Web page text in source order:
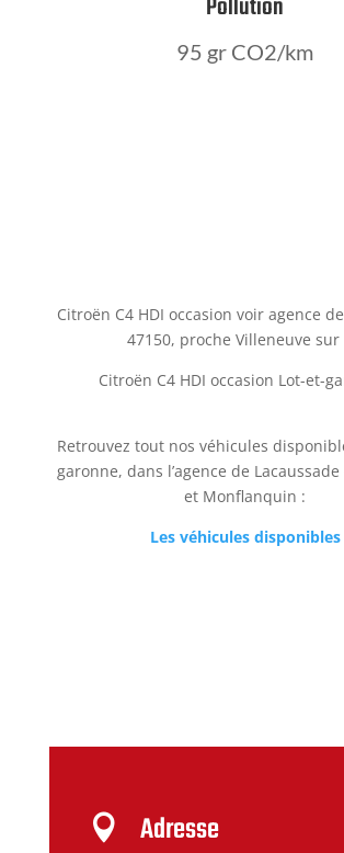
Pollution
95 gr CO2/km
Citroën C4 HDI occasion voir agence
47150, proche Villeneuve
Citroën C4 HDI occasion Lot-et-
Retrouvez tout nos véhicules
garonne, dans l’agence de
et Monflanquin :
Les véhicules disponibles
 Adresse